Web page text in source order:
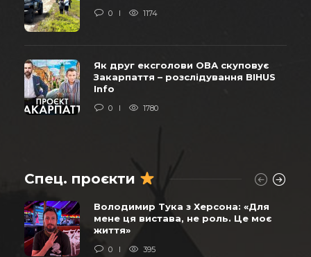
0 1174
Як друг ексголови ОВА скуповує
Закарпаття – розслідування BIHUS
Info
0 1780
Спец. проєкти
Володимир Тука з Херсона: «Для
мене ця вистава, не роль. Це моє
життя»
0 395